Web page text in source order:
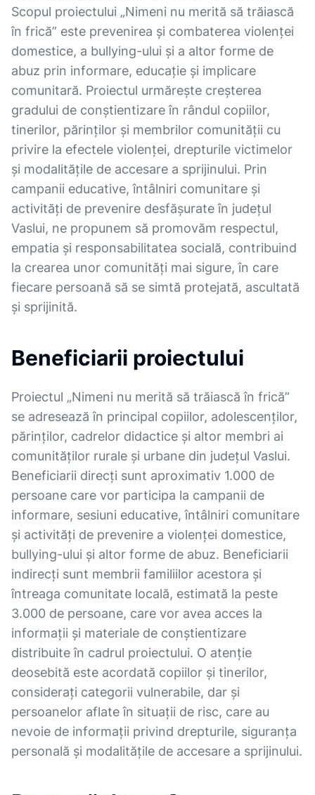
Scopul proiectului „Nimeni nu merită să trăiască
în frică” este prevenirea și combaterea violenței
domestice, a bullying-ului și a altor forme de
abuz prin informare, educație și implicare
comunitară. Proiectul urmărește creșterea
gradului de conștientizare în rândul copiilor,
tinerilor, părinților și membrilor comunității cu
privire la efectele violenței, drepturile victimelor
și modalitățile de accesare a sprijinului. Prin
campanii educative, întâlniri comunitare și
activități de prevenire desfășurate în județul
Vaslui, ne propunem să promovăm respectul,
empatia și responsabilitatea socială, contribuind
la crearea unor comunități mai sigure, în care
fiecare persoană să se simtă protejată, ascultată
și sprijinită.
Beneficiarii proiectului
Proiectul „Nimeni nu merită să trăiască în frică”
se adresează în principal copiilor, adolescenților,
părinților, cadrelor didactice și altor membri ai
comunităților rurale și urbane din județul Vaslui.
Beneficiarii direcți sunt aproximativ 1.000 de
persoane care vor participa la campanii de
informare, sesiuni educative, întâlniri comunitare
și activități de prevenire a violenței domestice,
bullying-ului și altor forme de abuz. Beneficiarii
indirecți sunt membrii familiilor acestora și
întreaga comunitate locală, estimată la peste
3.000 de persoane, care vor avea acces la
informații și materiale de conștientizare
distribuite în cadrul proiectului. O atenție
deosebită este acordată copiilor și tinerilor,
considerați categorii vulnerabile, dar și
persoanelor aflate în situații de risc, care au
nevoie de informații privind drepturile, siguranța
personală și modalitățile de accesare a sprijinului.